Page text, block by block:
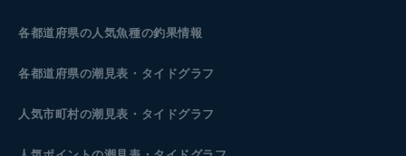
各都道府県の人気魚種の釣果情報
各都道府県の潮見表 ・タイドグラフ
人気市町村の潮見表・タイドグラフ